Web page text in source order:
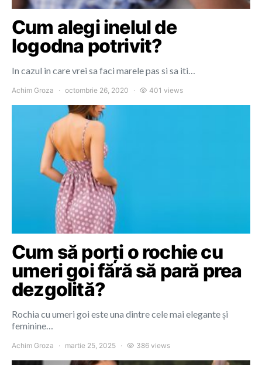
Cum alegi inelul de
logodna potrivit?
In cazul in care vrei sa faci marele pas si sa iti…
Achim Groza octombrie 26, 2020 401 views
Cum să porți o rochie cu
umeri goi fără să pară prea
dezgolită?
Rochia cu umeri goi este una dintre cele mai elegante și
feminine…
Achim Groza martie 25, 2025 386 views